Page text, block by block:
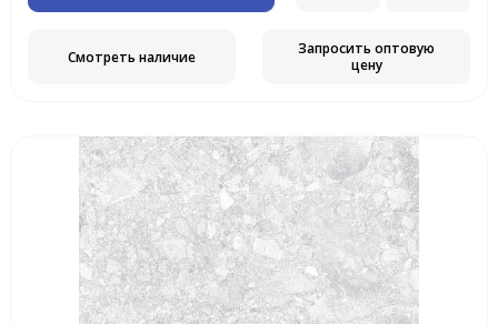
Смотреть наличие
Запросить оптовую
цену